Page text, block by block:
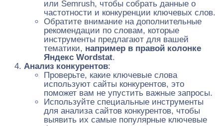
или Semrush, чтобы собрать данные о
частотности и конкуренции ключевых слов.
Обратите внимание на дополнительные
рекомендации по словам, которые
инструменты предлагают для вашей
тематики, например в правой колонке
Яндекс Wordstat.
Анализ конкурентов:
Проверьте, какие ключевые слова
используют сайты конкурентов, это
поможет вам не упустить важные запросы.
Используйте специальные инструменты
для анализа сайтов конкурентов, чтобы
выявить их самые популярные ключевые